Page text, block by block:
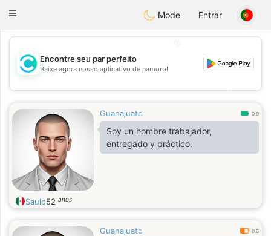
olombiaCitas
Toggle
Mode Entrar
💖
💕
Encontre seu par perfeito
Baixe agora nosso aplicativo de namoro!
Guanajuato 0.9
Soy un hombre trabajador,
entregado y práctico.
Saulo52 anos
Guanajuato 0.6